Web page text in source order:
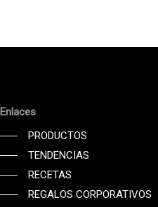
Enlaces
PRODUCTOS
TENDENCIAS
RECETAS
REGALOS CORPORATIVOS